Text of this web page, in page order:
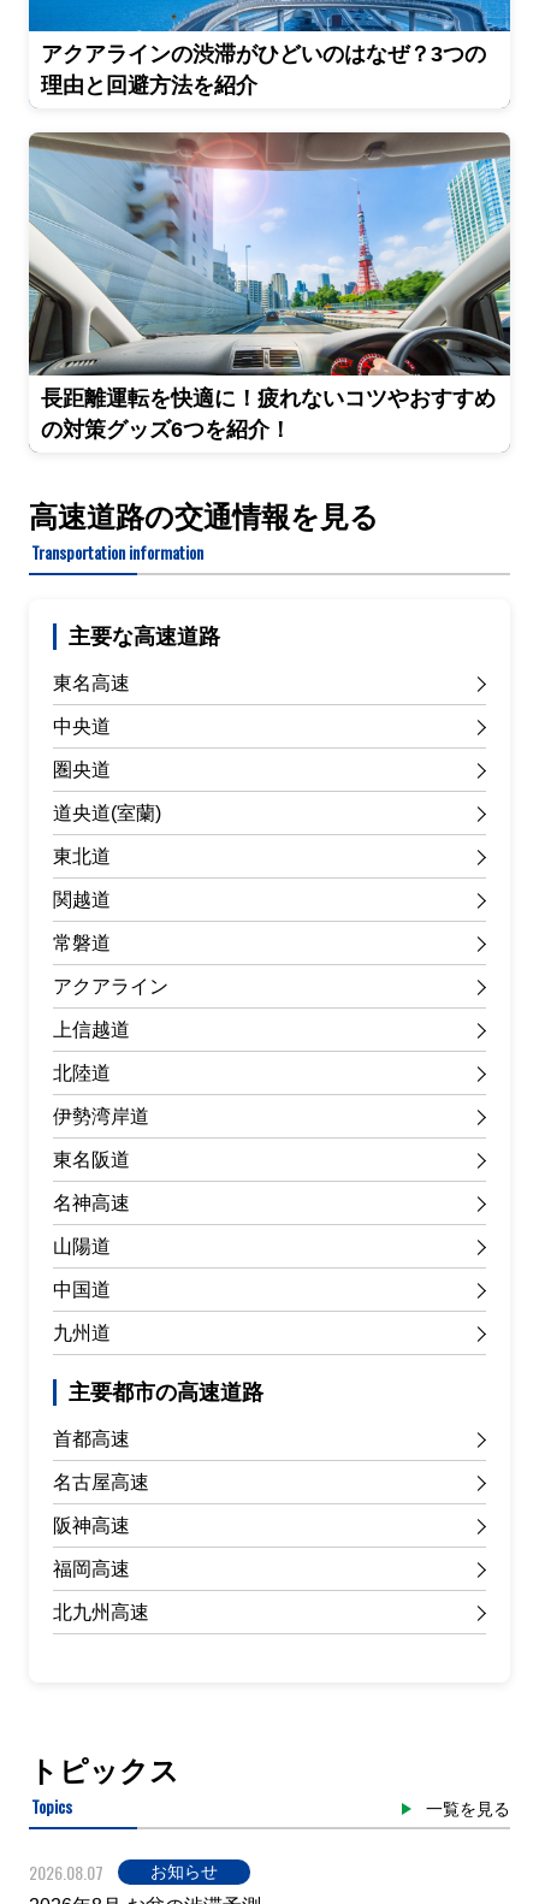
アクアラインの渋滞がひどいのはなぜ？3つの
理由と回避方法を紹介
長距離運転を快適に！疲れないコツやおすすめ
の対策グッズ6つを紹介！
高速道路の交通情報を見る
Transportation information
主要な高速道路
東名高速
中央道
圏央道
道央道(室蘭)
東北道
関越道
常磐道
アクアライン
上信越道
北陸道
伊勢湾岸道
東名阪道
名神高速
山陽道
中国道
九州道
主要都市の高速道路
首都高速
名古屋高速
阪神高速
福岡高速
北九州高速
トピックス
Topics 一覧を見る
2026.08.07 お知らせ